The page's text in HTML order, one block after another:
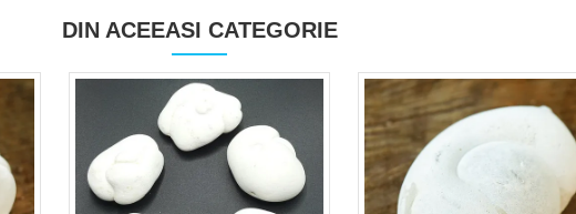
DIN ACEEASI CATEGORIE